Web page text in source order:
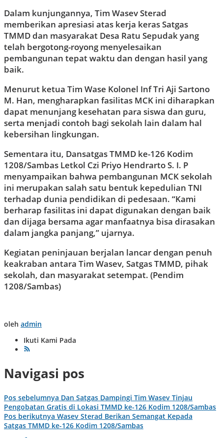
Dalam kunjungannya, Tim Wasev Sterad
memberikan apresiasi atas kerja keras Satgas
TMMD dan masyarakat Desa Ratu Sepudak yang
telah bergotong-royong menyelesaikan
pembangunan tepat waktu dan dengan hasil yang
baik.
Menurut ketua Tim Wase Kolonel Inf Tri Aji Sartono
M. Han, mengharapkan fasilitas MCK ini diharapkan
dapat menunjang kesehatan para siswa dan guru,
serta menjadi contoh bagi sekolah lain dalam hal
kebersihan lingkungan.
Sementara itu, Dansatgas TMMD ke-126 Kodim
1208/Sambas Letkol Czi Priyo Hendrarto S. I. P
menyampaikan bahwa pembangunan MCK sekolah
ini merupakan salah satu bentuk kepedulian TNI
terhadap dunia pendidikan di pedesaan. “Kami
berharap fasilitas ini dapat digunakan dengan baik
dan dijaga bersama agar manfaatnya bisa dirasakan
dalam jangka panjang,” ujarnya.
Kegiatan peninjauan berjalan lancar dengan penuh
keakraban antara Tim Wasev, Satgas TMMD, pihak
sekolah, dan masyarakat setempat. (Pendim
1208/Sambas)
oleh admin
Ikuti Kami Pada
Navigasi pos
Pos sebelumnya Dan Satgas Dampingi Tim Wasev Tinjau
Pengobatan Gratis di Lokasi TMMD ke-126 Kodim 1208/Sambas
Pos berikutnya Wasev Sterad Berikan Semangat Kepada
Satgas TMMD ke-126 Kodim 1208/Sambas